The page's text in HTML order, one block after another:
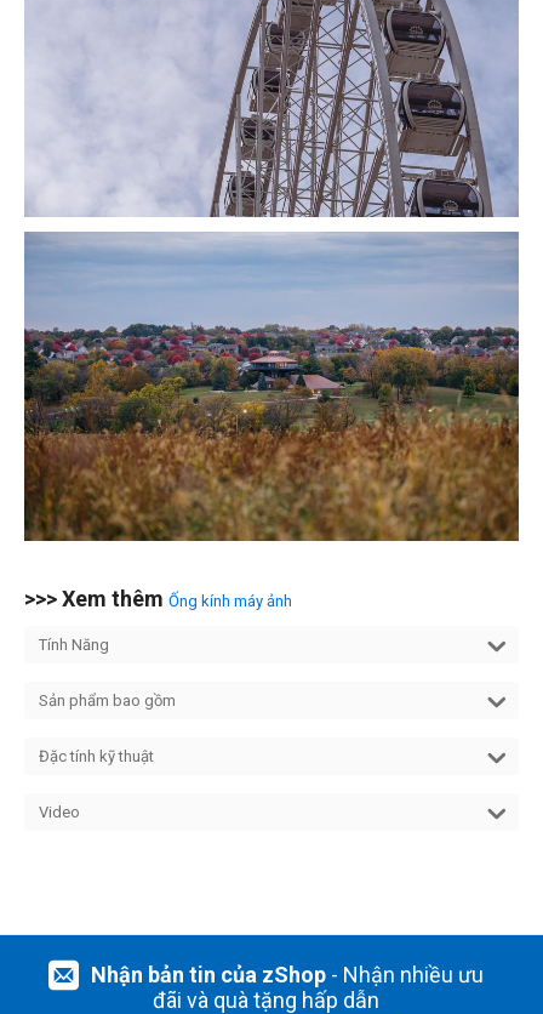
>>> Xem thêm Ống kính máy ảnh
Tính Năng
Sản phẩm bao gồm
Đặc tính kỹ thuật
Video
Nhận bản tin của zShop- Nhận nhiều ưu
đãi và quà tặng hấp dẫn